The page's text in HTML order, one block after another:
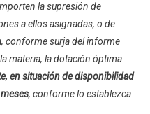
la supresión de
a ellos asignadas, o de
conforme surja del informe
materia, la dotación óptima
en situación de disponibilidad
, conforme lo establezca